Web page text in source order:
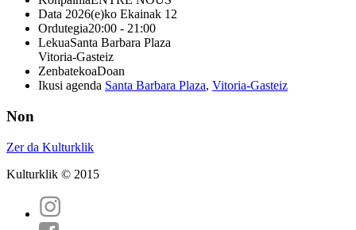
Data 2026(e)ko Ekainak 12
Ordutegia20:00 - 21:00
LekuaSanta Barbara Plaza
Vitoria-Gasteiz
ZenbatekoaDoan
Ikusi agenda Santa Barbara Plaza, Vitoria-Gasteiz
Non
Zer da Kulturklik
Kulturklik © 2015